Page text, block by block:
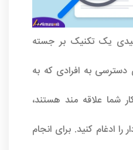
یک تکنیک بر جسته
به افرادی که به
شما علاقه مند هستند،
را ادغام کنید. برای انجام